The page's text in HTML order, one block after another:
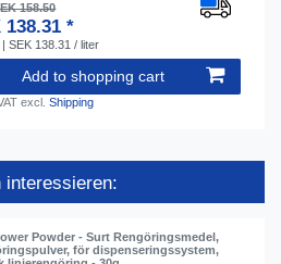
158.50
138.31 *
| SEK 138.31 / liter
Add to shopping cart
excl.Shipping
interessieren:
Powder - Surt Rengöringsmedel,
för dispenseringssystem,